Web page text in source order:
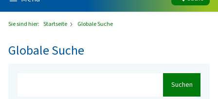
Sie sind hier: Startseite Globale Suche
Globale Suche
Suchen